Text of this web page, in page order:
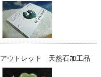
アウトレット 天然石加工品